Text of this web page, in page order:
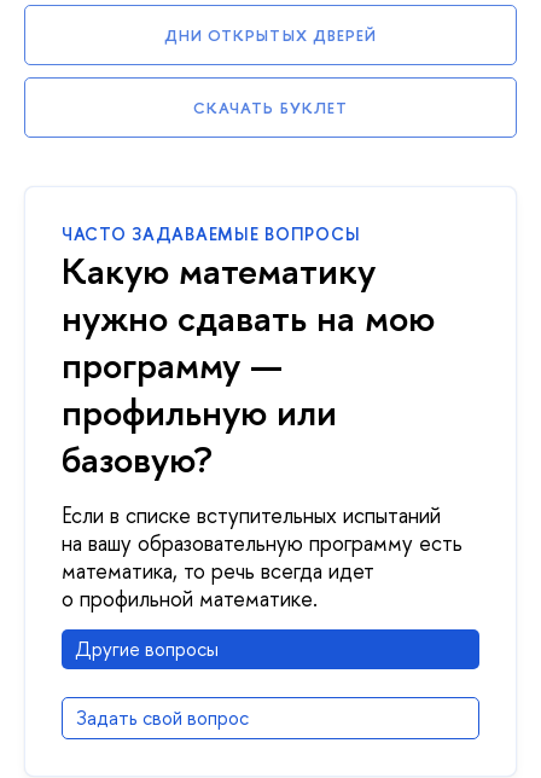
ДНИ ОТКРЫТЫХ ДВЕРЕЙ
СКАЧАТЬ БУКЛЕТ
ЧАСТО ЗАДАВАЕМЫЕ ВОПРОСЫ
Какую математику
нужно сдавать на мою
программу —
профильную или
базовую?
Если в списке вступительных испытаний
на вашу образовательную программу есть
математика, то речь всегда идет
о профильной математике.
Другие вопросы
Задать свой вопрос